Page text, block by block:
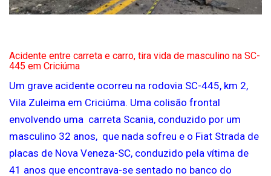
Acidente entre carreta e carro, tira vida de masculino na SC-
445 em Criciúma
Um grave acidente ocorreu na rodovia SC-445, km 2,
Vila Zuleima em Criciúma. Uma colisão frontal
envolvendo uma carreta Scania, conduzido por um
masculino 32 anos, que nada sofreu e o Fiat Strada de
placas de Nova Veneza-SC, conduzido pela vítima de
41 anos que encontrava-se sentado no banco do